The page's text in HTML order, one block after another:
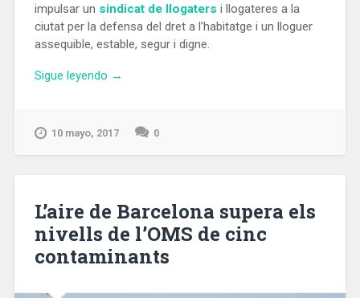
impulsar un sindicat de llogaters i llogateres a la
ciutat per la defensa del dret a l’habitatge i un lloguer
assequible, estable, segur i digne.
Sigue leyendo «Manifest
Sindicat
→
10 mayo, 2017 0
L’aire de Barcelona supera els
nivells de l’OMS de cinc
contaminants